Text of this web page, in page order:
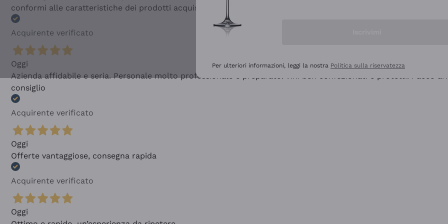
conformi alle caratteristiche dei prodotti acquistati
Acquirente verificato
Oggi
Azienda affidabile e seria. Personale molto professionale e preparato. Vini ben confezionati e protetti. Pacco
consiglio
Acquirente verificato
Oggi
Offerte vantaggiose, consegna rapida
Acquirente verificato
Oggi
Per ulteriori informazioni, leggi la nostra Politica sulla riservatezza